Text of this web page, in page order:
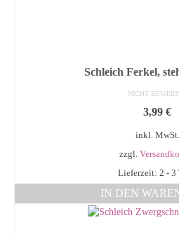
Schleich Ferkel,
NICHT
3,99 €
inkl. MwSt.
zzgl.
Lieferzeit: 2 - 3
IN DEN